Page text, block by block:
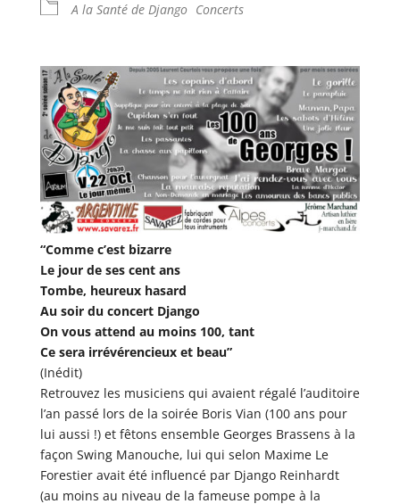
A la Santé de Django Concerts
“Comme c’est bizarre
Le jour de ses cent ans
Tombe, heureux hasard
Au soir du concert Django
On vous attend au moins 100, tant
Ce sera irrévérencieux et beau”
(Inédit)
Retrouvez les musiciens qui avaient régalé l’auditoire
l’an passé lors de la soirée Boris Vian (100 ans pour
lui aussi !) et fêtons ensemble Georges Brassens à la
façon Swing Manouche, lui qui selon Maxime Le
Forestier avait été influencé par Django Reinhardt
(au moins au niveau de la fameuse pompe à la